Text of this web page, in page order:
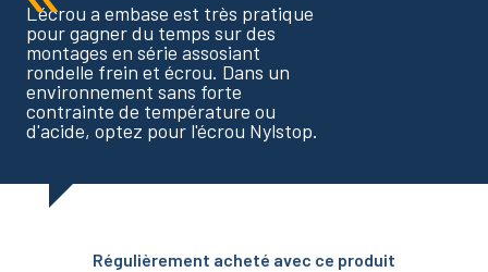
L'écrou a embase est très pratique
pour gagner du temps sur des
montages en série assosiant
rondelle frein et écrou. Dans un
environnement sans forte
contrainte de température ou
d'acide, optez pour l'écrou Nylstop.
Régulièrement acheté avec ce produit